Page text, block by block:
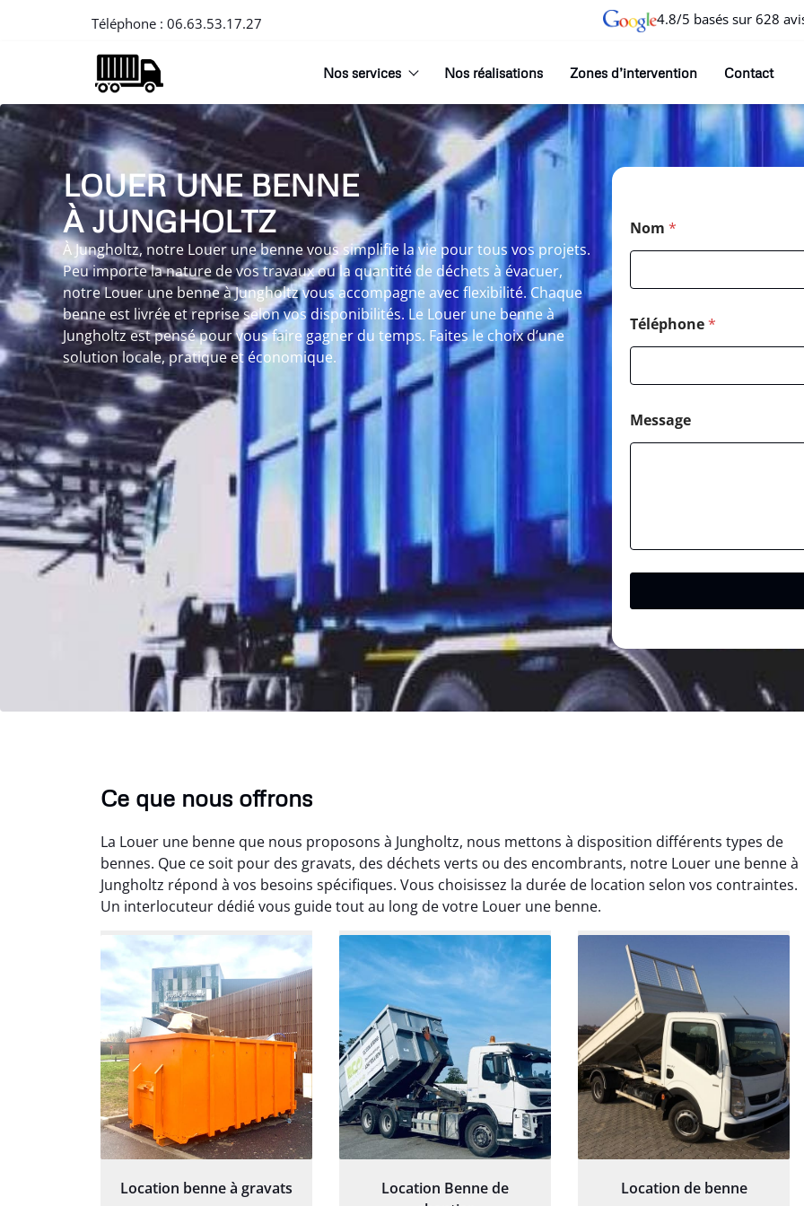
Téléphone : 06.63.53.17.27 4.8/5 basés sur 628
Nos services Nos réalisations Zones d’intervention Contact
LOUER UNE BENNE
À JUNGHOLTZ
À Jungholtz, notre Louer une benne vous simplifie la vie pour tous vos projets.
Peu importe la nature de vos travaux ou la quantité de déchets à évacuer,
notre Louer une benne à Jungholtz vous accompagne avec flexibilité. Chaque
benne est livrée et reprise selon vos disponibilités. Le Louer une benne à
Jungholtz est pensé pour vous faire gagner du temps. Faites le choix d’une
solution locale, pratique et économique.
Nom *
Téléphone*
Message
Ce que nous offrons
La Louer une benne que nous proposons à Jungholtz, nous mettons à disposition différents types de
bennes. Que ce soit pour des gravats, des déchets verts ou des encombrants, notre Louer une benne à
Jungholtz répond à vos besoins spécifiques. Vous choisissez la durée de location selon vos contraintes.
Un interlocuteur dédié vous guide tout au long de votre Louer une benne.
Location benne à gravats
Location Benne de
Location de benne
Aurélie Bonnet
21 juin 2024
Le service de terrassement
jardin à Var était
exceptionnel. L'équipe a
travaillé de manière efficace
et professionnelle, laissant
notre jardin impeccable et
prêt pour notre nouveau
paysager.
Elisa Barreau
6 avril 2025
Parfait pour évacuer les
gravats de mon chantier.
Service rapide et efficace. Je
recommande sans
hésitation.